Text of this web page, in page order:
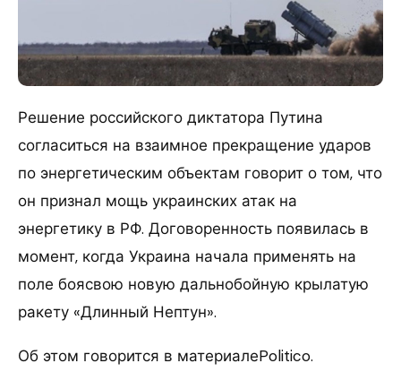
Решение российского диктатора Путина
согласиться на взаимное прекращение ударов
по энергетическим объектам говорит о том, что
он признал мощь украинских атак на
энергетику в РФ. Договоренность появилась в
момент, когда Украина начала применять на
поле боясвою новую дальнобойную крылатую
ракету «Длинный Нептун».
Об этом говорится в материалеPolitico.